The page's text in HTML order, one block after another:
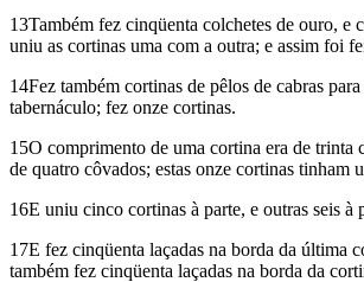
13Também fez cinqüenta colchetes de ouro, e
uniu as cortinas uma com a outra; e assim foi
14Fez também cortinas de pêlos de cabras
tabernáculo; fez onze cortinas.
15O comprimento de uma cortina era de trinta
de quatro côvados; estas onze cortinas tinham
16E uniu cinco cortinas à parte, e outras seis à
17E fez cinqüenta laçadas na borda da última
também fez cinqüenta laçadas na borda da